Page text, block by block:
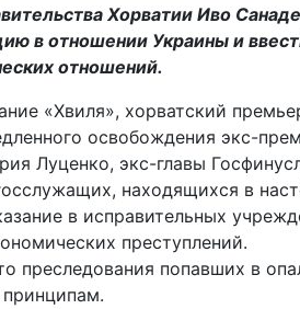
Хорватии Иво
в отношении Украины и
отношений.
«Хвиля», хорватский
освобождения экс-
Луценко, экс-главы
находящихся в
в исправительных
преступлений.
преследования попавших в